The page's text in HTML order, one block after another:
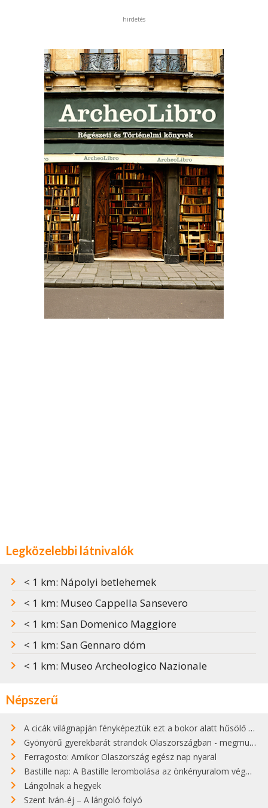
hirdetés
Legközelebbi látnivalók
< 1 km: Nápolyi betlehemek
< 1 km: Museo Cappella Sansevero
< 1 km: San Domenico Maggiore
< 1 km: San Gennaro dóm
< 1 km: Museo Archeologico Nazionale
Népszerű
A cicák világnapján fényképeztük ezt a bokor alatt hűsölő cicát Kisorosziban
Gyönyörű gyerekbarát strandok Olaszországban - megmutatjuk a 15 legjobbat
Ferragosto: Amikor Olaszország egész nap nyaral
Bastille nap: A Bastille lerombolása az önkényuralom végét jelentette
Lángolnak a hegyek
Szent Iván-éj – A lángoló folyó